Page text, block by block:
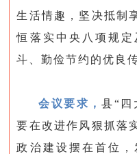
生活情趣，坚决抵制
恒落实中央八项规
斗、勤俭节约的优良
会议要求，县“四
要在改进作风狠抓落
政治建设摆在首位